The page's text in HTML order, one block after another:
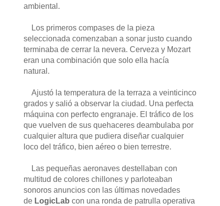
ambiental.
Los primeros compases de la pieza
seleccionada comenzaban a sonar justo cuando
terminaba de cerrar la nevera. Cerveza y Mozart
eran una combinación que solo ella hacía
natural.
Ajustó la temperatura de la terraza a veinticinco
grados y salió a observar la ciudad. Una perfecta
máquina con perfecto engranaje. El tráfico de los
que vuelven de sus quehaceres deambulaba por
cualquier altura que pudiera diseñar cualquier
loco del tráfico, bien aéreo o bien terrestre.
Las pequeñas aeronaves destellaban con
multitud de colores chillones y parloteaban
sonoros anuncios con las últimas novedades
de LogicLab con una ronda de patrulla operativa